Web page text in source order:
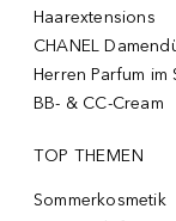
Haarextensions
CHANEL
Herren Parfum im
BB- & CC-Cream
TOP THEMEN
Sommerkosmetik